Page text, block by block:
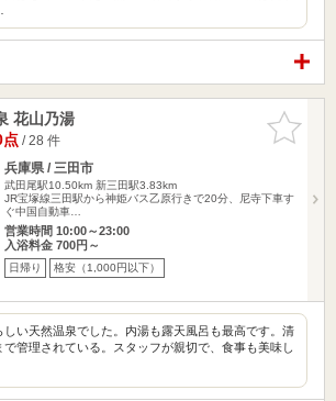
お気に入
りに追加
花山乃湯
点/ 28 件
兵庫県 / 三田市
武田尾駅10.50km 新三田駅3.83km
JR宝塚線三田駅から神姫バス乙原行きで20分、尼寺下車す
ぐ中国自動車…
営業時間 10:00～23:00
入浴料金 700円～
日帰り 格安（1,000円以下）
しい天然温泉でした。内湯も露天風呂も最高です。清
で管理されている。スタッフが親切で、食事も美味し